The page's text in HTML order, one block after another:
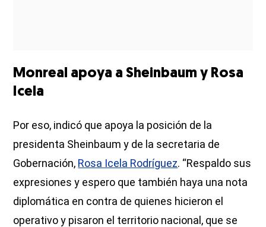
Monreal apoya a Sheinbaum y Rosa
Icela
Por eso, indicó que apoya la posición de la
presidenta Sheinbaum y de la secretaria de
Gobernación, Rosa Icela Rodríguez. “Respaldo sus
expresiones y espero que también haya una nota
diplomática en contra de quienes hicieron el
operativo y pisaron el territorio nacional, que se